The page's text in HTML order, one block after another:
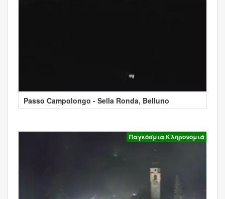
Passo Campolongo - Sella Ronda, Belluno
Παγκόσμια Κληρονομιά